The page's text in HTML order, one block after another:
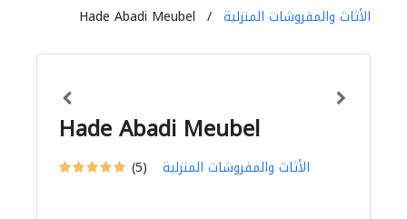
الأثاث والمفروشات المنزلية
Hade Abadi Meubel
Hade Abadi Meubel
(5) الأثاث والمفروشات المنزلية